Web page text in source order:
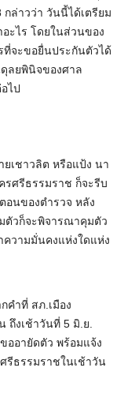
ล่าวว่า วันนี้ได้เตรียม
ะไร โดยในส่วนของ
จะขอยื่นประกันตัวได้
ลยพินิจของศาล
ไป
เชาวลิต หรือแป้ง นา
รศรีธรรมราช ก็จะรีบ
อนของตำรวจ หลัง
วก็จะพิจารณาคุมตัว
วามมั่นคงแห่งใดแห่ง
คำที่ สภ.เมือง
ถึงเช้าวันที่ 5 มิ.ย.
ออายัดตัว พร้อมแจ้ง
รีธรรมราชในเช้าวัน